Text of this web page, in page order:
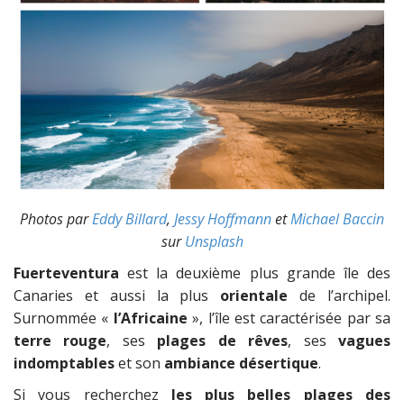
Photos parEddy Billard, Jessy HoffmannetMichael Baccin
surUnsplash
Fuerteventura est la deuxième plus grande île des
Canaries et aussi la plus orientale de l’archipel.
Surnommée « l’Africaine », l’île est caractérisée par sa
terre rouge, ses plages de rêves, sesvagues
indomptableset son ambiance désertique.
Si vous recherchez les plus belles plages des